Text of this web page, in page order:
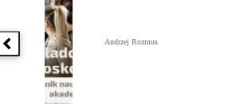
Poprzednia książka
Andrzej Rozmus